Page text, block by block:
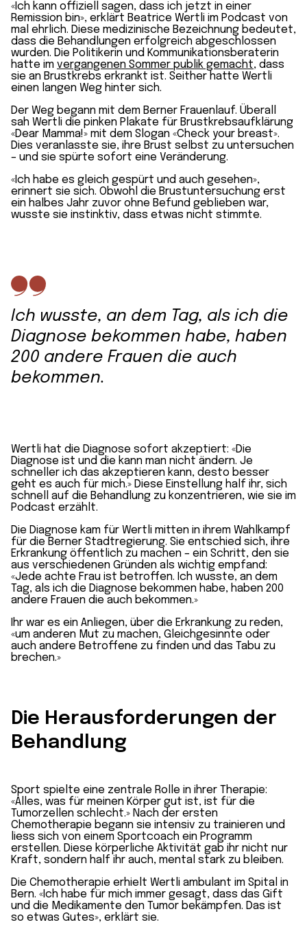
«Ich kann offiziell sagen, dass ich jetzt in einer
Remission bin», erklärt Beatrice Wertli im Podcast von
mal ehrlich. Diese medizinische Bezeichnung bedeutet,
dass die Behandlungen erfolgreich abgeschlossen
wurden. Die Politikerin und Kommunikationsberaterin
hatte im vergangenen Sommer publik gemacht, dass
sie an Brustkrebs erkrankt ist. Seither hatte Wertli
einen langen Weg hinter sich.
Der Weg begann mit dem Berner Frauenlauf. Überall
sah Wertli die pinken Plakate für Brustkrebsaufklärung
«Dear Mamma!» mit dem Slogan «Check your breast».
Dies veranlasste sie, ihre Brust selbst zu untersuchen
– und sie spürte sofort eine Veränderung.
«Ich habe es gleich gespürt und auch gesehen»,
erinnert sie sich. Obwohl die Brustuntersuchung erst
ein halbes Jahr zuvor ohne Befund geblieben war,
wusste sie instinktiv, dass etwas nicht stimmte.
Ich wusste, an dem Tag, als ich die
Diagnose bekommen habe, haben
200 andere Frauen die auch
bekommen.
Wertli hat die Diagnose sofort akzeptiert: «Die
Diagnose ist und die kann man nicht ändern. Je
schneller ich das akzeptieren kann, desto besser
geht es auch für mich.» Diese Einstellung half ihr, sich
schnell auf die Behandlung zu konzentrieren, wie sie im
Podcast erzählt.
Die Diagnose kam für Wertli mitten in ihrem Wahlkampf
für die Berner Stadtregierung. Sie entschied sich, ihre
Erkrankung öffentlich zu machen – ein Schritt, den sie
aus verschiedenen Gründen als wichtig empfand:
«Jede achte Frau ist betroffen. Ich wusste, an dem
Tag, als ich die Diagnose bekommen habe, haben 200
andere Frauen die auch bekommen.»
Ihr war es ein Anliegen, über die Erkrankung zu reden,
«um anderen Mut zu machen, Gleichgesinnte oder
auch andere Betroffene zu finden und das Tabu zu
brechen.»
Die Herausforderungen der
Behandlung
Sport spielte eine zentrale Rolle in ihrer Therapie:
«Alles, was für meinen Körper gut ist, ist für die
Tumorzellen schlecht.» Nach der ersten
Chemotherapie begann sie intensiv zu trainieren und
liess sich von einem Sportcoach ein Programm
erstellen. Diese körperliche Aktivität gab ihr nicht nur
Kraft, sondern half ihr auch, mental stark zu bleiben.
Die Chemotherapie erhielt Wertli ambulant im Spital in
Bern. «Ich habe für mich immer gesagt, dass das Gift
und die Medikamente den Tumor bekämpfen. Das ist
so etwas Gutes», erklärt sie.